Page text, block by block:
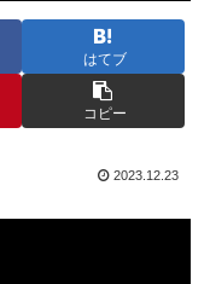
はてブ
コピー
2023.12.23